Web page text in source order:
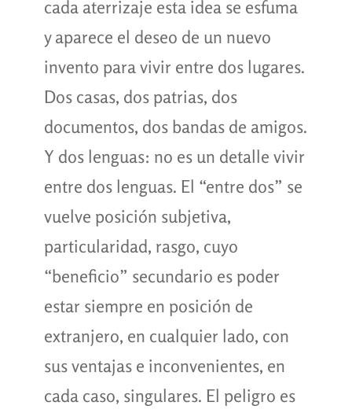
cada aterrizaje esta idea se esfuma
y aparece el deseo de un nuevo
invento para vivir entre dos lugares.
Dos casas, dos patrias, dos
documentos, dos bandas de amigos.
Y dos lenguas: no es un detalle vivir
entre dos lenguas. El “entre dos” se
vuelve posición subjetiva,
particularidad, rasgo, cuyo
“beneficio” secundario es poder
estar siempre en posición de
extranjero, en cualquier lado, con
sus ventajas e inconvenientes, en
cada caso, singulares. El peligro es